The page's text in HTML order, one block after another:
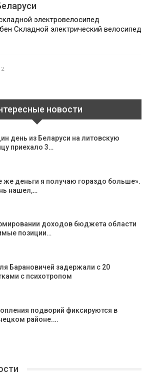
электровелосипед
Складной электрический велосипед
2
новости
день из Беларуси на литовскую
приехало 3…
же деньги я получаю гораздо больше».
нашел,…
доходов бюджета области
позиции…
Барановичей задержали с 20
с психотропом
подворий фиксируются в
районе.…